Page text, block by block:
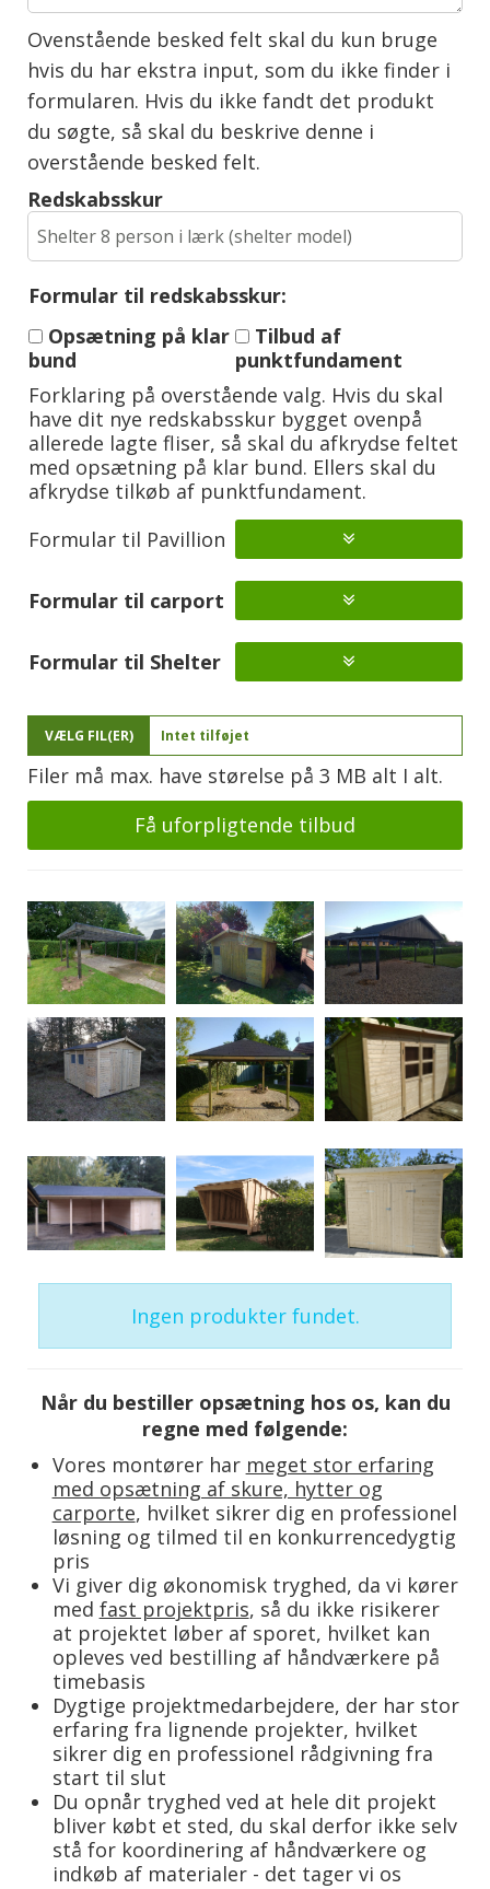
Ovenstående besked felt skal du kun bruge
hvis du har ekstra input, som du ikke finder i
formularen. Hvis du ikke fandt det produkt
du søgte, så skal du beskrive denne i
overstående besked felt.
Redskabsskur
Formular til redskabsskur:
Opsætning på klar
bund
Tilbud af
punktfundament
Forklaring på overstående valg. Hvis du skal
have dit nye redskabsskur bygget ovenpå
allerede lagte fliser, så skal du afkrydse feltet
med opsætning på klar bund. Ellers skal du
afkrydse tilkøb af punktfundament.
Formular til Pavillion
Formular til carport
Formular til Shelter
VÆLG FIL(ER) Intet tilføjet
Filer må max. have størelse på 3 MB alt I alt.
Ingen produkter fundet.
Når du bestiller opsætning hos os, kan du
regne med følgende:
Vores montører har meget stor erfaring
med opsætning af skure, hytter og
carporte, hvilket sikrer dig en professionel
løsning og tilmed til en konkurrencedygtig
pris
Vi giver dig økonomisk tryghed, da vi kører
med fast projektpris, så du ikke risikerer
at projektet løber af sporet, hvilket kan
opleves ved bestilling af håndværkere på
timebasis
Dygtige projektmedarbejdere, der har stor
erfaring fra lignende projekter, hvilket
sikrer dig en professionel rådgivning fra
start til slut
Du opnår tryghed ved at hele dit projekt
bliver købt et sted, du skal derfor ikke selv
stå for koordinering af håndværkere og
indkøb af materialer - det tager vi os